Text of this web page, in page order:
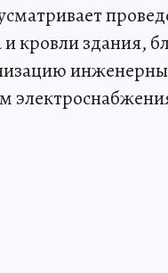
кровли здания,